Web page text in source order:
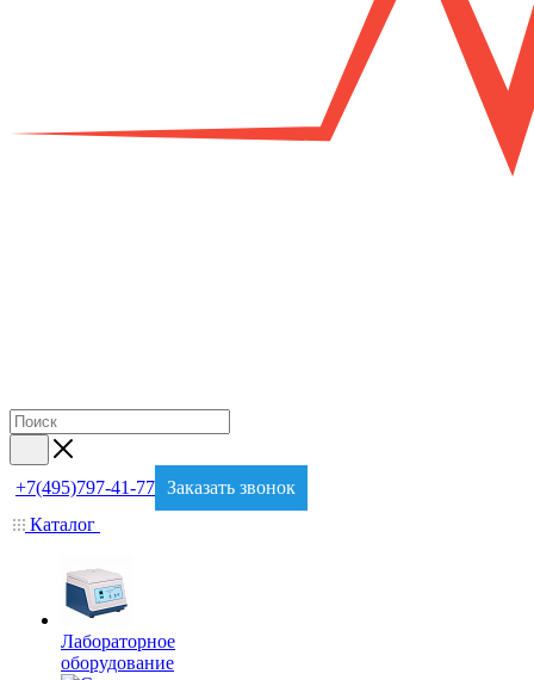
+7(495)797-41-77 Заказать звонок
Каталог
Лабораторное
оборудование